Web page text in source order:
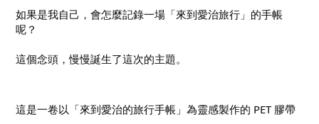
如果是我自己，會怎麼記錄一場「來到愛治旅行」的手帳
呢？
這個念頭，慢慢誕生了這次的主題。
這是一卷以「來到愛治的旅行手帳」為靈感製作的 PET 膠帶